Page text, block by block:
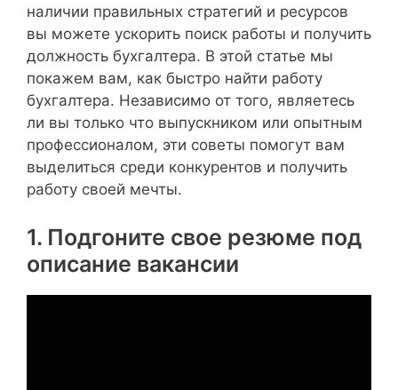
наличии правильных стратегий и ресурсов
вы можете ускорить поиск работы и получить
должность бухгалтера. В этой статье мы
покажем вам, как быстро найти работу
бухгалтера. Независимо от того, являетесь
ли вы только что выпускником или опытным
профессионалом, эти советы помогут вам
выделиться среди конкурентов и получить
работу своей мечты.
1. Подгоните свое резюме под
описание вакансии